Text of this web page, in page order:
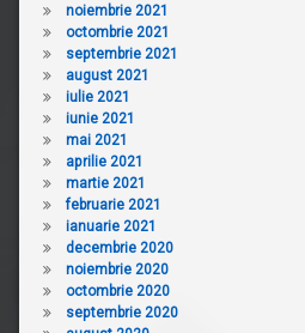
noiembrie 2021
octombrie 2021
septembrie 2021
august 2021
iulie 2021
iunie 2021
mai 2021
aprilie 2021
martie 2021
februarie 2021
ianuarie 2021
decembrie 2020
noiembrie 2020
octombrie 2020
septembrie 2020